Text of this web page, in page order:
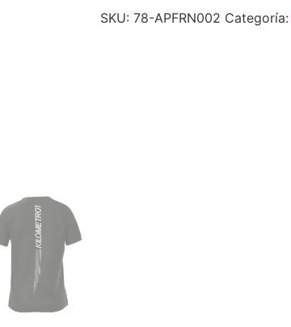
SKU: 78-APFRN002 Categoría: